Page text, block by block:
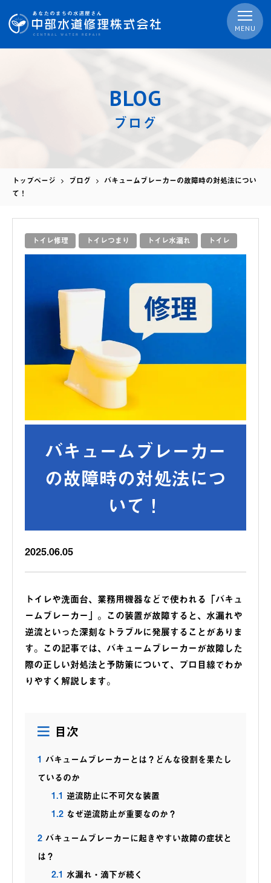
MENU
ブログ
BLOG
トップページ ブログ
バキュームブレーカーの故障時の対処法につい
て！
トイレ修理 トイレつまり トイレ水漏れ トイレ
バキュームブレーカー
の故障時の対処法につ
いて！
2025.06.05
トイレや洗面台、業務用機器などで使われる「バキュ
ームブレーカー」。この装置が故障すると、水漏れや
逆流といった深刻なトラブルに発展することがありま
す。この記事では、バキュームブレーカーが故障した
際の正しい対処法と予防策について、プロ目線でわか
りやすく解説します。
目次
1 バキュームブレーカーとは？どんな役割を果たし
ているのか
1.1 逆流防止に不可欠な装置
1.2なぜ逆流防止が重要なのか？
2 バキュームブレーカーに起きやすい故障の症状と
は？
2.1 水漏れ・滴下が続く